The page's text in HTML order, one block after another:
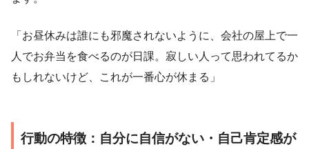
「お昼休みは誰にも邪魔されないように、会社の屋上で一
人でお弁当を食べるのが日課。寂しい人って思われてるか
もしれないけど、これが一番心が休まる」
行動の特徴：自分に自信がない・自己肯定感が